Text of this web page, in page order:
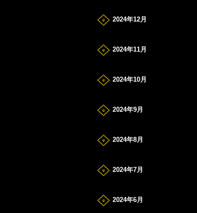
2024年12月
2024年11月
2024年10月
2024年9月
2024年8月
2024年7月
2024年6月